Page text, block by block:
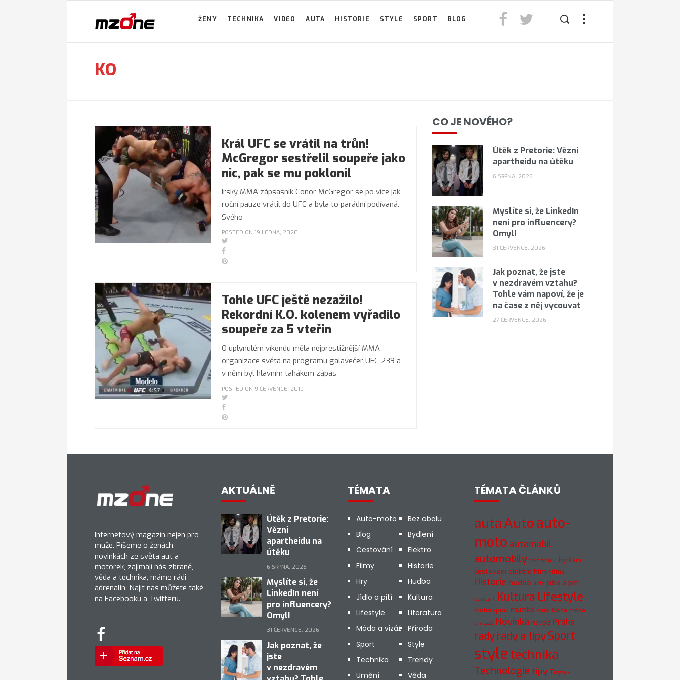
ŽENY TECHNIKA VIDEO AUTA HISTORIE STYLE SPORT BLOG
KO
Král UFC se vrátil na trůn!
McGregor sestřelil soupeře jako
nic, pak se mu poklonil
Irský MMA zápsasník Conor McGregor se po více jak
roční pauze vrátil do UFC a byla to parádní podívaná.
Svého
POSTED ON 19 LEDNA, 2020
Tohle UFC ještě nezažilo!
Rekordní K.O. kolenem vyřadilo
soupeře za 5 vteřin
O uplynulém víkendu měla nejprestižnější MMA
organizace světa na programu galavečer UFC 239 a
v něm byl hlavním tahákem zápas
POSTED ON 9 ČERVENCE, 2019
CO JE NOVÉHO?
Útěk z Pretorie: Vězni
apartheidu na útěku
6 SRPNA, 2026
Myslíte si, že LinkedIn
není pro influencery?
Omyl!
31 ČERVENCE, 2026
Jak poznat, že jste
v nezdravém vztahu?
Tohle vám napoví, že je
na čase z něj vycouvat
27 ČERVENCE, 2026
Internetový magazín nejen pro
muže. Píšeme o ženách,
novinkách ze světa aut a
motorek, zajímají nás zbraně,
věda a technika, máme rádi
adrenalin. Najít nás můžete také
na Facebooku a Twitteru.
AKTUÁLNĚ
Útěk z Pretorie:
Vězni
apartheidu na
útěku
6 SRPNA, 2026
Myslíte si, že
LinkedIn není
pro influencery?
Omyl!
31 ČERVENCE, 2026
Jak poznat, že
jste
v nezdravém
TÉMATA
Auto-moto
Bez obalu
Blog
Bydlení
Cestování
Elektro
Filmy
Historie
Hry
Hudba
Jídlo a pití
Kultura
Lifestyle
Literatura
Móda a vizáž
Příroda
Sport
Style
Technika
Trendy
Umění
Věda
TÉMATA ČLÁNKŮ
autaAutoauto-
moto automobil
automobily bez obalu bydlení
cestování elektro film Filmy
Historie hudba jídlo jídlo a pití
koncert Kultura Lifestyle
motorsport muzika muži Móda móda
a vizáž Novinka návod Praha
radyrady a tipySport
styletechnika
Technologie tipy Toyota